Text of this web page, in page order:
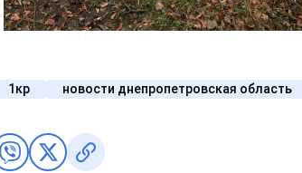
1кр новости днепропетровская область